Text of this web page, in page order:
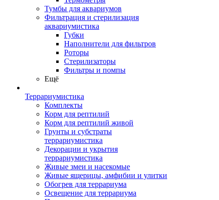
Тумбы для аквариумов
Фильтрация и стерилизация
аквариумистика
Губки
Наполнители для фильтров
Роторы
Стерилизаторы
Фильтры и помпы
Ещё
Террариумистика
Комплекты
Корм для рептилий
Корм для рептилий живой
Грунты и субстраты
террариумистика
Декорации и укрытия
террариумистика
Живые змеи и насекомые
Живые ящерицы, амфибии и улитки
Обогрев для террариума
Освещение для террариума